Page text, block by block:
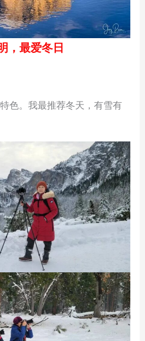
，最爱冬日
色。我最推荐冬天，有雪有